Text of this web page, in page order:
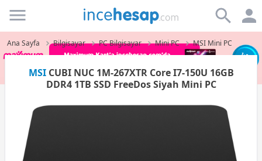
Incehesap
Ana Sayfa Bilgisayar PC Bilgisayar Mini PC MSI Mini PC
MSICUBI NUC 1M-267XTR Core I7-150U 16GB
DDR4 1TB SSD FreeDos Siyah Mini PC